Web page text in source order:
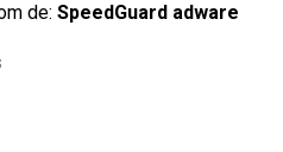
de: SpeedGuard adware